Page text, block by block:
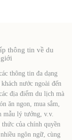
thông tin về du
thông tin đa dạng
nước ngoài đến
địa điểm du lịch mà
ăn ngon, mua sắm,
mẫu lý tưởng, v.v.
của chính quyền
ngôn ngữ, cùng